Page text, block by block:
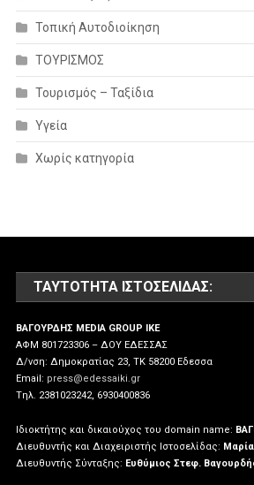
Τοπική Αυτοδιοίκηση
ΤΟΥΡΙΣΜΟΣ
Τουρισμός – Ταξίδια
Υγεία
Χωρίς κατηγορία
ΤΑΥΤΌΤΗΤΑ ΙΣΤΟΣΕΛΊΔΑΣ:
ΒΑΓΟΥΡΔΗΣ MEDIA GROUP IKE
ΑΦΜ 801723306 – ΔΟΥ ΕΔΕΣΣΑΣ
Δ/νση: Δημοκρατίας 23, ΤΚ 58200 Εδεσσα
Email: press@edessaiki.gr
Tηλ. 2381023242, 6930400836
Ιδιοκτήτης και δικαιούχος του domain name:
Διευθυντής και Διαχειριστής Ιστοσελίδας:
Διευθυντής Σύνταξης: Ευθύμιος Στεφ.